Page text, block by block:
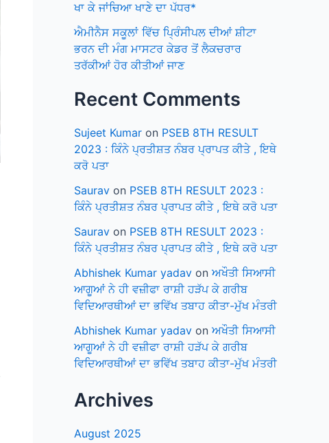
ਖਾ ਕੇ ਜਾਂਚਿਆ ਖਾਣੇ ਦਾ ਪੱਧਰ*
ਐਮੀਨੈਸ ਸਕੂਲਾਂ ਵਿੱਚ ਪ੍ਰਿੰਸੀਪਲ ਦੀਆਂ ਸ਼ੀਟਾ
ਭਰਨ ਦੀ ਮੰਗ ਮਾਸਟਰ ਕੇਡਰ ਤੋਂ ਲੈਕਚਰਾਰ
ਤਰੱਕੀਆਂ ਹੋਰ ਕੀਤੀਆਂ ਜਾਣ
Recent Comments
Sujeet Kumar on PSEB 8TH RESULT
2023 : ਕਿੰਨੇ ਪ੍ਰਤੀਸ਼ਤ ਨੰਬਰ ਪ੍ਰਾਪਤ ਕੀਤੇ , ਇਥੇ
ਕਰੋ ਪਤਾ
Saurav on PSEB 8TH RESULT 2023 :
ਕਿੰਨੇ ਪ੍ਰਤੀਸ਼ਤ ਨੰਬਰ ਪ੍ਰਾਪਤ ਕੀਤੇ , ਇਥੇ ਕਰੋ ਪਤਾ
Saurav on PSEB 8TH RESULT 2023 :
ਕਿੰਨੇ ਪ੍ਰਤੀਸ਼ਤ ਨੰਬਰ ਪ੍ਰਾਪਤ ਕੀਤੇ , ਇਥੇ ਕਰੋ ਪਤਾ
Abhishek Kumar yadav on ਅਖੌਤੀ ਸਿਆਸੀ
ਆਗੂਆਂ ਨੇ ਹੀ ਵਜ਼ੀਫਾ ਰਾਸ਼ੀ ਹੜੱਪ ਕੇ ਗਰੀਬ
ਵਿਦਿਆਰਥੀਆਂ ਦਾ ਭਵਿੱਖ ਤਬਾਹ ਕੀਤਾ-ਮੁੱਖ ਮੰਤਰੀ
Abhishek Kumar yadav on ਅਖੌਤੀ ਸਿਆਸੀ
ਆਗੂਆਂ ਨੇ ਹੀ ਵਜ਼ੀਫਾ ਰਾਸ਼ੀ ਹੜੱਪ ਕੇ ਗਰੀਬ
ਵਿਦਿਆਰਥੀਆਂ ਦਾ ਭਵਿੱਖ ਤਬਾਹ ਕੀਤਾ-ਮੁੱਖ ਮੰਤਰੀ
Archives
August 2025